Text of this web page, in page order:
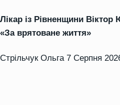
Лікар із Рівненщини
«За врятоване життя»
Стрільчук Ольга 7 Серпня